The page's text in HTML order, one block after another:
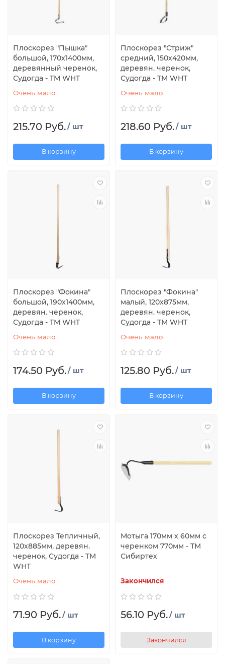
Плоскорез "Пышка"
большой, 170х1400мм,
деревянный черенок,
Судогда - TM WHT
Очень мало
215.70 Руб./ шт
В корзину
Плоскорез "Стриж"
средний, 150х420мм,
деревян. черенок,
Судогда - TM WHT
Очень мало
218.60 Руб./ шт
В корзину
Плоскорез "Фокина"
большой, 190х1400мм,
деревян. черенок,
Судогда - TM WHT
Очень мало
174.50 Руб./ шт
В корзину
Плоскорез "Фокина"
малый, 120х875мм,
деревян. черенок,
Судогда - TM WHT
Очень мало
125.80 Руб./ шт
В корзину
Плоскорез Тепличный,
120х885мм, деревян.
черенок, Судогда - TM
WHT
Очень мало
71.90 Руб./ шт
В корзину
Мотыга 170мм х 60мм с
черенком 770мм - ТМ
Сибиртех
Закончился
56.10 Руб./ шт
Закончился